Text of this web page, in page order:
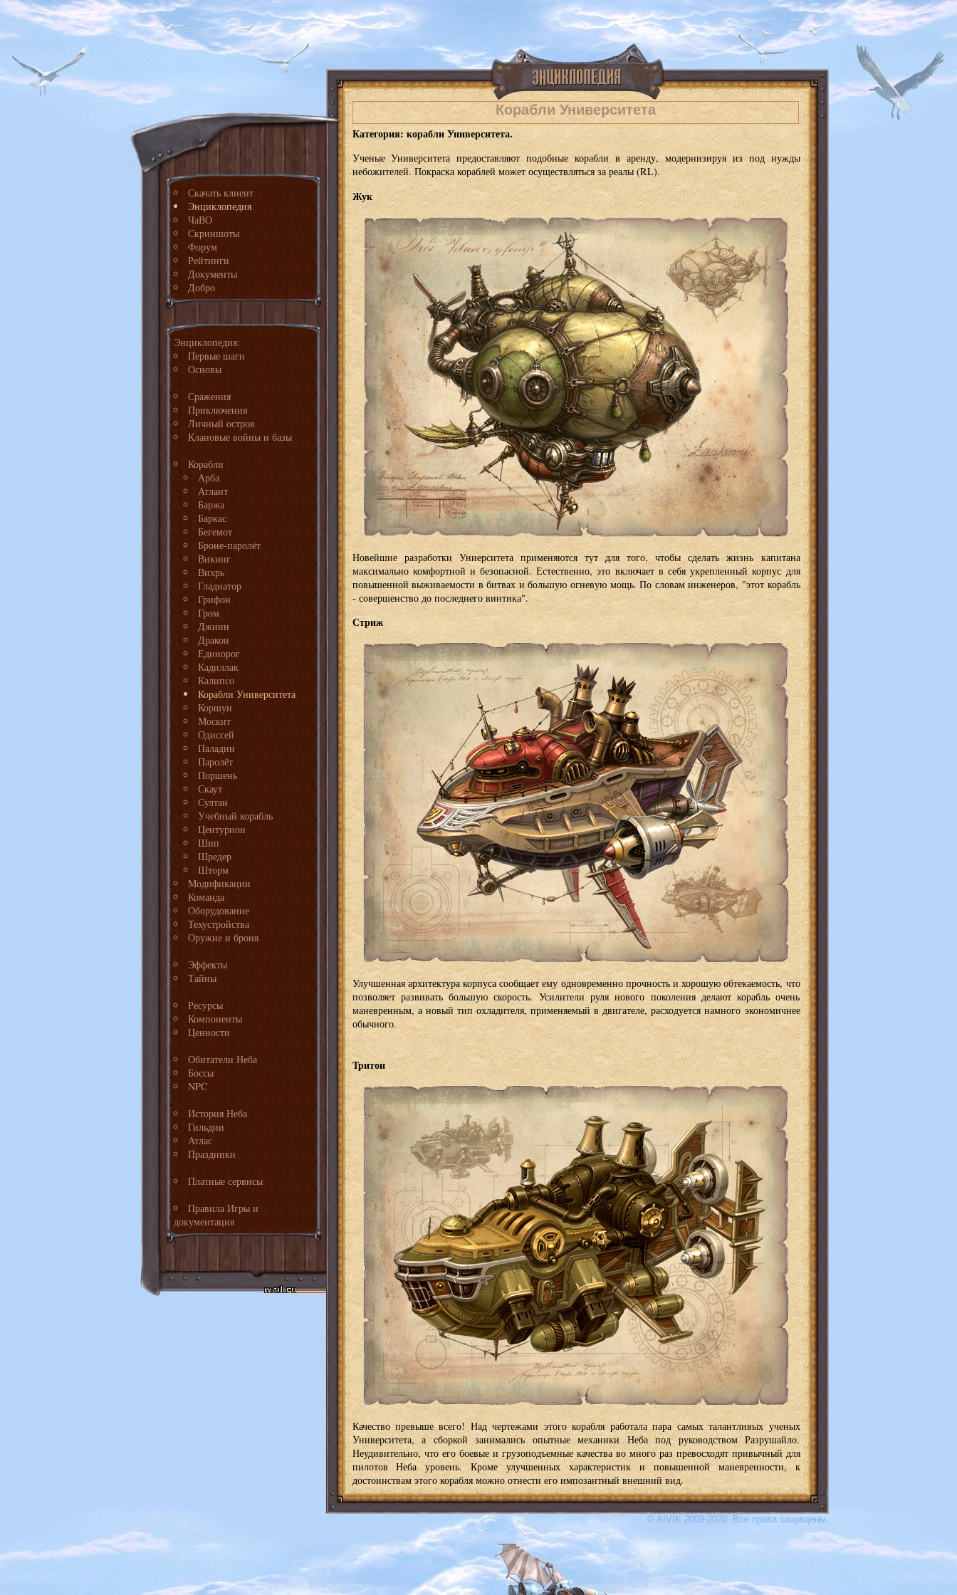
Скачать клиент
Энциклопедия
ЧаВО
Скриншоты
Форум
Рейтинги
Документы
Добро
Энциклопедия:
Первые шаги
Основы
Сражения
Приключения
Личный остров
Клановые войны и базы
Корабли
Арба
Атлант
Баржа
Баркас
Бегемот
Броне-паролёт
Викинг
Вихрь
Гладиатор
Грифон
Гром
Джинн
Дракон
Единорог
Кадиллак
Калипсо
Корабли Университета
Коршун
Москит
Одиссей
Паладин
Паролёт
Поршень
Скаут
Султан
Учебный корабль
Центурион
Шип
Шредер
Шторм
Модификации
Команда
Оборудование
Техустройства
Оружие и броня
Эффекты
Тайны
Ресурсы
Компоненты
Ценности
Обитатели Неба
Боссы
NPC
История Неба
Гильдии
Атлас
Праздники
Платные сервисы
Правила Игры и
документация
Корабли Университета
Категория: корабли Университета.
Ученые Университета предоставляют подобные корабли в аренду, модернизируя из под нужды
небожителей. Покраска кораблей может осуществляться за реалы (RL).
Жук
Новейшие разработки Униерситета применяются тут для того, чтобы сделать жизнь капитана
максимально комфортной и безопасной. Естественно, это включает в себя укрепленный корпус для
повышенной выживаемости в битвах и большую огневую мощь. По словам инженеров, "этот корабль
- совершенство до последнего винтика".
Стриж
Улучшенная архитектура корпуса сообщает ему одновременно прочность и хорошую обтекаемость, что
позволяет развивать большую скорость. Усилители руля нового поколения делают корабль очень
маневренным, а новый тип охладителя, применяемый в двигателе, расходуется намного экономичнее
обычного.
Тритон
Качество превыше всего! Над чертежами этого корабля работала пара самых талантливых ученых
Университета, а сборкой занимались опытные механики Неба под руководством Разрушайло.
Неудивительно, что его боевые и грузоподъемные качества во много раз превосходят привычный для
пилотов Неба уровень. Кроме улучшенных характеристик и повышенной маневренности, к
достоинствам этого корабля можно отнести его импозантный внешний вид.
© AIVIK 2009-2020. Все права защищены.